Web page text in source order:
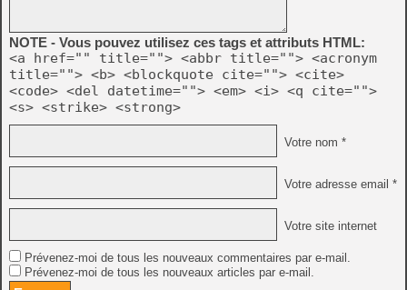
NOTE - Vous pouvez utilisez ces tags et attributs HTML:
<a href="" title=""> <abbr title=""> <acronym
title=""> <b> <blockquote cite=""> <cite>
<code> <del datetime=""> <em> <i> <q cite="">
<s> <strike> <strong>
Votre nom *
Votre adresse email *
Votre site internet
Prévenez-moi de tous les nouveaux commentaires par e-mail.
Prévenez-moi de tous les nouveaux articles par e-mail.